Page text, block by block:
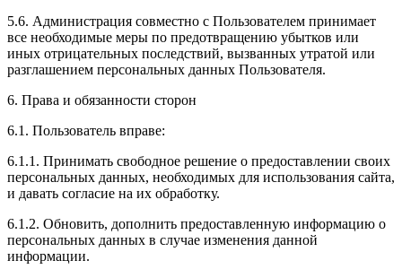
5.6. Администрация совместно с Пользователем принимает
все необходимые меры по предотвращению убытков или
иных отрицательных последствий, вызванных утратой или
разглашением персональных данных Пользователя.
6. Права и обязанности сторон
6.1. Пользователь вправе:
6.1.1. Принимать свободное решение о предоставлении своих
персональных данных, необходимых для использования сайта,
и давать согласие на их обработку.
6.1.2. Обновить, дополнить предоставленную информацию о
персональных данных в случае изменения данной
информации.